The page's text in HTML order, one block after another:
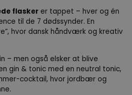
flasker er tappet – hver og én
til de 7 dødssynder. En
hvor dansk håndværk og kreativ
– men også elsker at blive
gin & tonic med en neutral tonic,
cocktail, hvor jordbær og